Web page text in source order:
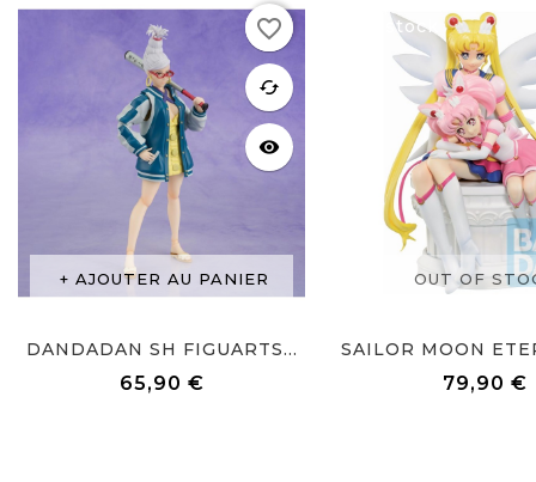
AJOUTER AU PANIER
favorite
cached
visibility
DANDADAN SH FIGUARTS...
65,90 €
favorite_border
de stock
OUT OF
79,90 €